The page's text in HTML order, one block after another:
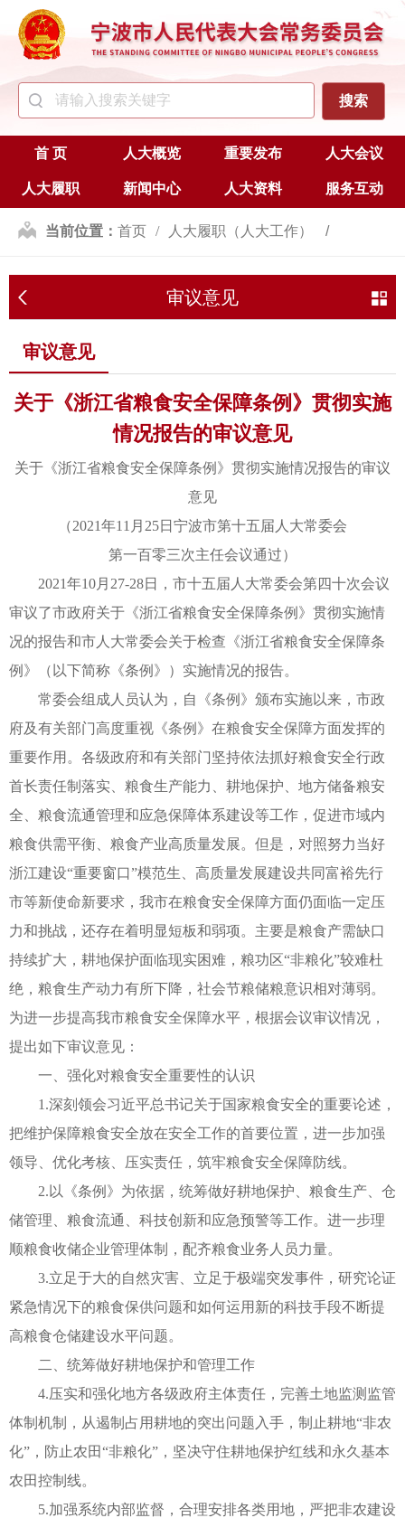
首 页 人大概览 重要发布 人大会议
人大履职 新闻中心 人大资料 服务互动
当前位置： 首页 人大履职（人大工作）
监督 审议意见
审议意见
审议意见
关于《浙江省粮食安全保障条例》贯彻实施
情况报告的审议意见
关于《浙江省粮食安全保障条例》贯彻实施情况报告的审议
意见
（2021年11月25日宁波市第十五届人大常委会
第一百零三次主任会议通过）
2021年10月27-28日，市十五届人大常委会第四十次会议
审议了市政府关于《浙江省粮食安全保障条例》贯彻实施情
况的报告和市人大常委会关于检查《浙江省粮食安全保障条
例》（以下简称《条例》）实施情况的报告。
常委会组成人员认为，自《条例》颁布实施以来，市政
府及有关部门高度重视《条例》在粮食安全保障方面发挥的
重要作用。各级政府和有关部门坚持依法抓好粮食安全行政
首长责任制落实、粮食生产能力、耕地保护、地方储备粮安
全、粮食流通管理和应急保障体系建设等工作，促进市域内
粮食供需平衡、粮食产业高质量发展。但是，对照努力当好
浙江建设“重要窗口”模范生、高质量发展建设共同富裕先行
市等新使命新要求，我市在粮食安全保障方面仍面临一定压
力和挑战，还存在着明显短板和弱项。主要是粮食产需缺口
持续扩大，耕地保护面临现实困难，粮功区“非粮化”较难杜
绝，粮食生产动力有所下降，社会节粮储粮意识相对薄弱。
为进一步提高我市粮食安全保障水平，根据会议审议情况，
提出如下审议意见：
一、强化对粮食安全重要性的认识
1.深刻领会习近平总书记关于国家粮食安全的重要论述，
把维护保障粮食安全放在安全工作的首要位置，进一步加强
领导、优化考核、压实责任，筑牢粮食安全保障防线。
2.以《条例》为依据，统筹做好耕地保护、粮食生产、仓
储管理、粮食流通、科技创新和应急预警等工作。进一步理
顺粮食收储企业管理体制，配齐粮食业务人员力量。
3.立足于大的自然灾害、立足于极端突发事件，研究论证
紧急情况下的粮食保供问题和如何运用新的科技手段不断提
高粮食仓储建设水平问题。
二、统筹做好耕地保护和管理工作
4.压实和强化地方各级政府主体责任，完善土地监测监管
体制机制，从遏制占用耕地的突出问题入手，制止耕地“非农
化”，防止农田“非粮化”，坚决守住耕地保护红线和永久基本
农田控制线。
5.加强系统内部监督，合理安排各类用地，严把非农建设